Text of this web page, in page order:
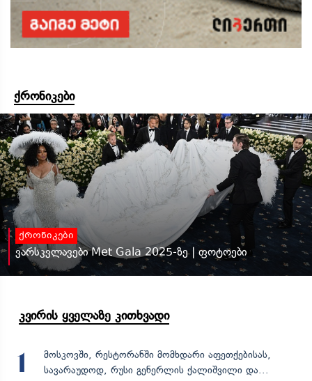
ქრონიკები
ქრონიკები
ვარსკვლავები Met Gala 2025-ზე | ფოტოები
კვირის ყველაზე კითხვადი
1
მოსკოვში, რესტორანში მომხდარი აფეთქებისას,
სავარაუდოდ, რუსი გენერლის ქალიშვილი და...